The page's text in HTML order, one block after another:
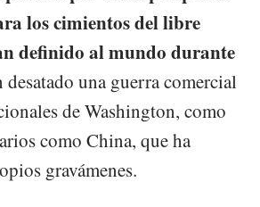
los cimientos del libre
definido al mundo durante
desatado una guerra comercial
de Washington, como
como China, que ha
gravámenes.